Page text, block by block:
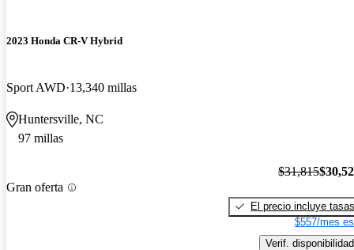
2023 Honda CR-V Hybrid
Sport AWD 13,340 millas
Huntersville, NC
97 millas
Gran oferta
$31,815
El precio incluye tasas
$557/mes
Verif. disponibilidad